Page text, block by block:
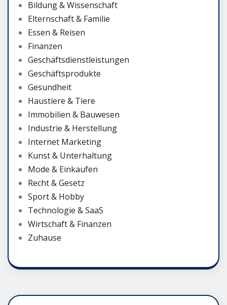
Bildung & Wissenschaft
Elternschaft & Familie
Essen & Reisen
Finanzen
Geschäftsdienstleistungen
Geschäftsprodukte
Gesundheit
Haustiere & Tiere
Immobilien & Bauwesen
Industrie & Herstellung
Internet Marketing
Kunst & Unterhaltung
Mode & Einkaufen
Recht & Gesetz
Sport & Hobby
Technologie & SaaS
Wirtschaft & Finanzen
Zuhause